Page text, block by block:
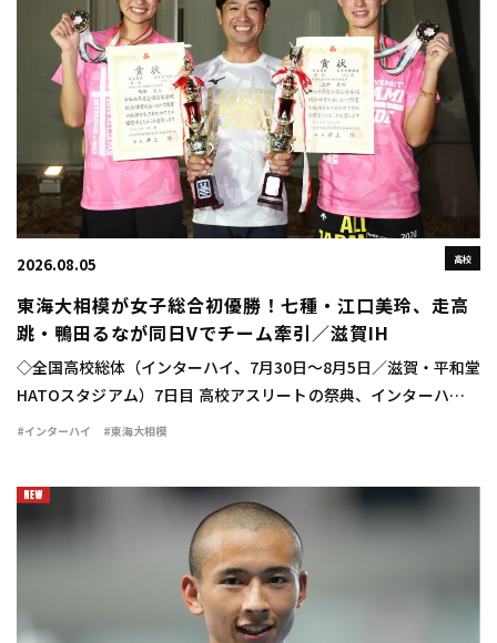
高校
2026.08.05
東海大相模が女子総合初優勝！七種・江口美玲、走高
跳・鴨田るなが同日Vでチーム牽引／滋賀IH
◇全国高校総体（インターハイ、7月30日～8月5日／滋賀・平和堂
HATOスタジアム）7日目 高校アスリートの祭典、インターハイが
行われ、学校対抗の女子は東海大相模（神奈川）が33点を獲得し
#インターハイ #東海大相模